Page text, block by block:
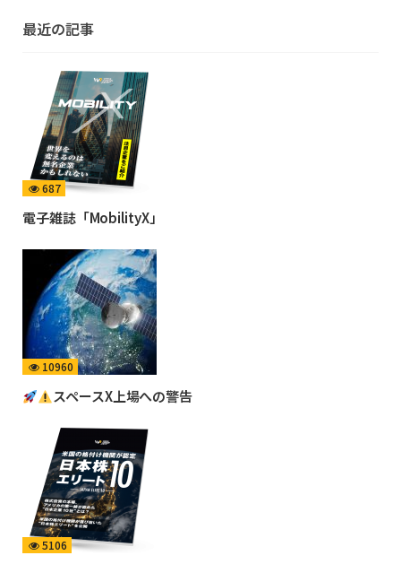
最近の記事
687
電子雑誌「MobilityX」
10960
スペースX上場への警告
5106